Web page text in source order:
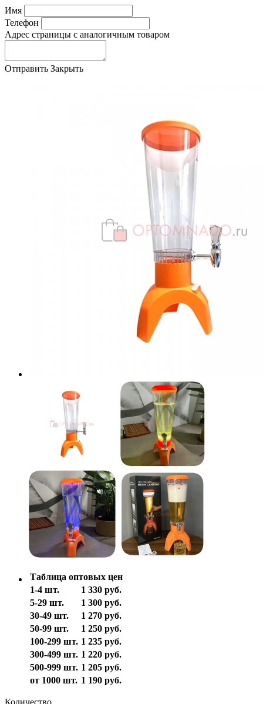
Имя
Телефон
Адрес страницы с аналогичным товаром
Отправить Закрыть
Таблица оптовых цен
1-4 шт.
1 330 руб.
5-29 шт.
1 300 руб.
30-49 шт.
1 270 руб.
50-99 шт.
1 250 руб.
100-299 шт. 1 235 руб.
300-499 шт. 1 220 руб.
500-999 шт. 1 205 руб.
от 1000 шт. 1 190 руб.